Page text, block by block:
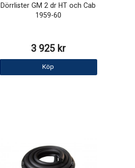
Dörrlister GM 2 dr HT och Cab
1959-60
3 925 kr
Köp